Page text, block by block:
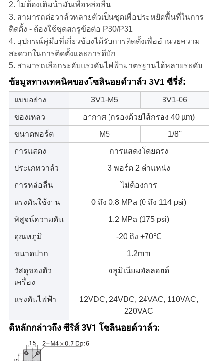
2. ไม่ต้องเติมน้ำมันเพื่อหล่อลื่น
3. สามารถต่อวาล์วหลายตัวเป็นชุดเพื่อประหยัดพื้นที่ในการ
ติดตั้ง - ต้องใช้ชุดสกรูข้อต่อ P30/P31
4. อุปกรณ์คู่มือที่เกี่ยวข้องได้รับการติดตั้งเพื่ออำนวยความ
สะดวกในการติดตั้งและการดีบัก
5. สามารถเลือกระดับแรงดันไฟฟ้ามาตรฐานได้หลายระดับ
ข้อมูลทางเทคนิคของโซลินอยด์วาล์ว 3V1 ซีรี่ส์:
แบบอย่าง 3V1-M5 3V1-06
ของเหลว อากาศ (กรองด้วยไส้กรอง 40 µm)
ขนาดพอร์ต M5 1/8''
การแสดง การแสดงโดยตรง
ประเภทวาล์ว 3 พอร์ต 2 ตำแหน่ง
การหล่อลื่น ไม่ต้องการ
แรงดันใช้งาน 0 ถึง 0.8 MPa (0 ถึง 114 psi)
พิสูจน์ความดัน 1.2 MPa (175 psi)
อุณหภูมิ -20 ถึง +70℃
ขนาดปาก 1.2mm
วัสดุของตัว
เครื่อง
อลูมิเนียมอัลลอยด์
แรงดันไฟฟ้า
12VDC, 24VDC, 24VAC, 110VAC,
220VAC
ดิหลักกล่าวถึงซีรีส์ 3V1 โซลินอยด์วาล์ว: